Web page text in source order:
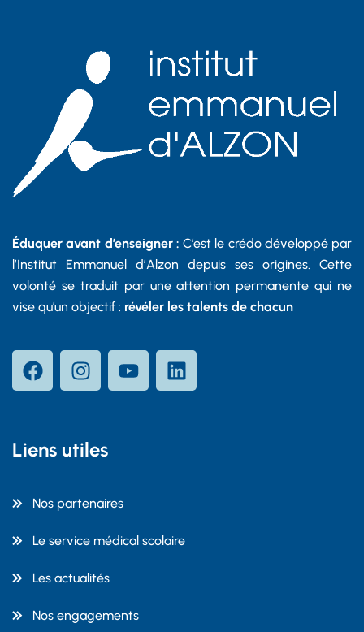
Éduquer avant d’enseigner : C’est le crédo développé par
l’Institut Emmanuel d’Alzon depuis ses origines. Cette
volonté se traduit par une attention permanente qui ne
vise qu’un objectif : révéler les talents de chacun
Liens utiles
Nos partenaires
Le service médical scolaire
Les actualités
Nos engagements